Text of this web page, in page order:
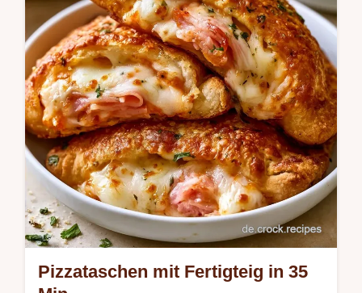
Pizzataschen mit Fertigteig in 35